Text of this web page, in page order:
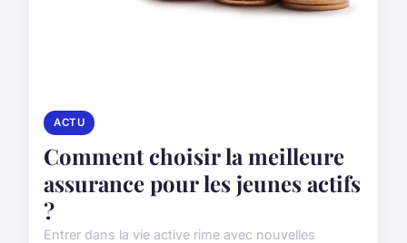
ACTU
Comment choisir la meilleure
assurance pour les jeunes actifs
?
Entrer dans la vie active rime avec nouvelles